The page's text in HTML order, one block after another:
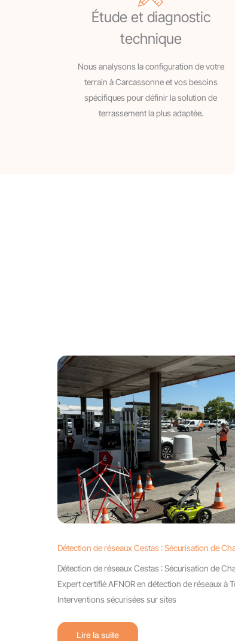
Étude et diagnostic
technique
Nous analysons la configuration de votre
terrain à Carcassonne et vos besoins
spécifiques pour définir la solution de
terrassement la plus adaptée.
Détection de réseaux Cestas : Sécurisation de
Détection de réseaux Cestas : Sécurisation de
Expert certifié AFNOR en détection de réseaux à
Interventions sécurisées sur sites
Lire la suite